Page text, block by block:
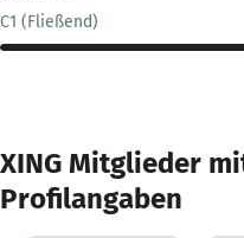
C1 (Fließend)
XING Mitglieder
Profilangaben